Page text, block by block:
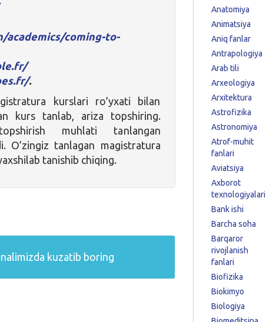
coming-to-
.
kurslari ro’yxati bilan
kurs tanlab, ariza topshiring.
muhlati tanlangan
O’zingiz tanlagan magistratura
tanishib chiqing.
kuzatib boring
Anatomiya
Animatsiya
Aniq fanlar
Antrapologiya
Arab tili
Arxeologiya
Arxitektura
Astrofizika
Astronomiya
Atrof-muhit
fanlari
Aviatsiya
Axborot
texnologiyalari
Bank ishi
Barcha soha
Barqaror
rivojlanish
fanlari
Biofizika
Biokimyo
Biologiya